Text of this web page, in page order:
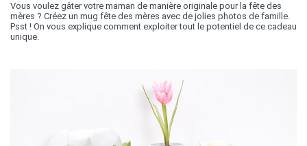
Vous voulez gâter votre maman de manière originale pour la fête des
mères ? Créez un mug fête des mères avec de jolies photos de famille.
Psst ! On vous explique comment exploiter tout le potentiel de ce cadeau
unique.